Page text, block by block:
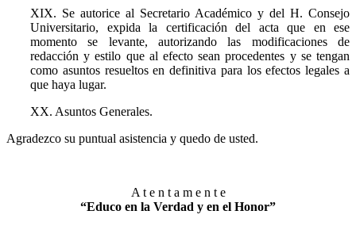
XIX. Se autorice al Secretario Académico y del H. Consejo
Universitario, expida la certificación del acta que en ese
momento se levante, autorizando las modificaciones de
redacción y estilo que al efecto sean procedentes y se tengan
como asuntos resueltos en definitiva para los efectos legales a
que haya lugar.
XX. Asuntos Generales.
Agradezco su puntual asistencia y quedo de usted.
A t e n t a m e n t e
“Educo en la Verdad y en el Honor”